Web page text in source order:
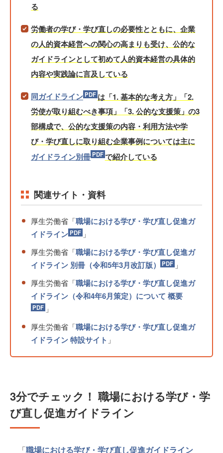
る
労働者の学び・学び直しの必要性とともに、企業
の人的資本経営への関心の高まりも受け、公的な
ガイドラインとして初めて人的資本経営の具体的
内容や実践論に言及している
同ガイドライン
は「1. 基本的な考え方」「2.
労使が取り組むべき事項」「3. 公的な支援策」の3
部構成で、公的な支援策の内容・利用方法や学
び・学び直しに取り組む企業事例については主に
ガイドライン別冊
で紹介している
関連サイト・資料
厚生労働省「職場における学び・学び直し促進ガ
イドライン
」
厚生労働省「職場における学び・学び直し促進ガ
イドライン 別冊（令和5年3月改訂版）
」
厚生労働省「職場における学び・学び直し促進ガ
イドライン（令和4年6月策定）について 概要
」
厚生労働省「職場における学び・学び直し促進ガ
イドライン 特設サイト 」
3分でチェック！ 職場における学び・学
び直し促進ガイドライン
「職場における学び・学び直し促進ガイドライン